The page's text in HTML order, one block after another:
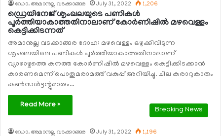
ഡോ. അമാനുല്ല വടക്കാങ്ങര July 31, 2022 1,206
ഡ്രെയിനേജ് ശൃംഖലയുടെ പണികള്‍
പൂര്‍ത്തിയാകാത്തതിനാലാണ് കോര്‍ണിഷില്‍ മഴവെള്ളം
കെട്ടിക്കിടന്നത്
അമാനുല്ല വടക്കാങ്ങര ദോഹ: മഴവെള്ളം ഒഴുക്കിവിടുന്ന
ശൃംഖലയിലെ പണികള്‍ പൂര്‍ത്തിയാകാത്തതിനാലാണ്
വ്യാഴാഴ്ചത്തെ കനത്ത കോര്‍ണിഷില്‍ മഴവെള്ളം കെട്ടിക്കിടക്കാന്‍
കാരണമെന്ന് പൊതുമരാമത്ത് വകുപ്പ് അറിയിച്ചു. ചില കരാറുകാരും
കണ്‍സള്‍ട്ടന്റുമാരും…
Read More »
Breaking News
ഡോ. അമാനുല്ല വടക്കാങ്ങര July 31, 2022 1,196